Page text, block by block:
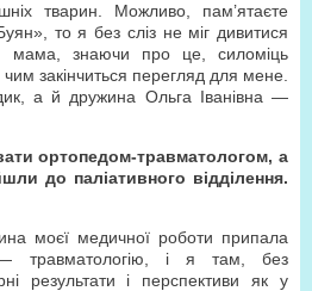
тварин. Можливо, пам’ятаєте
то я без сліз не міг дивитися
І мама, знаючи про це, силоміць
закінчиться перегляд для мене.
а й дружина Ольга Іванівна —
ортопедом-травматологом, а
до паліативного відділення.
моєї медичної роботи припала
травматологію, і я там, без
результати і перспективи як у